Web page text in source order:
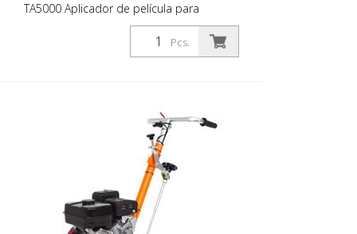
TA5000 Aplicador de película para
películas de marcado de carreteras. Para
una aplicación rápida y fácil de las
películas de señalización vial. Ideal en
película de marcado de carreteras que
corta la película de marcado de
carreteras durante la aplicación! La
máquina programable de línea/espacio
elimina la necesidad de medir y marcar.
¡Sólo alineaos en vuestro punto de
partida, pulsad el botón y ya!
Pcs.